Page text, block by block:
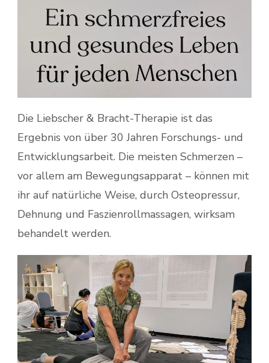
Die Liebscher & Bracht-Therapie ist das
Ergebnis von über 30 Jahren Forschungs- und
Entwicklungsarbeit. Die meisten Schmerzen –
vor allem am Bewegungsapparat – können mit
ihr auf natürliche Weise, durch Osteopressur,
Dehnung und Faszienrollmassagen, wirksam
behandelt werden.